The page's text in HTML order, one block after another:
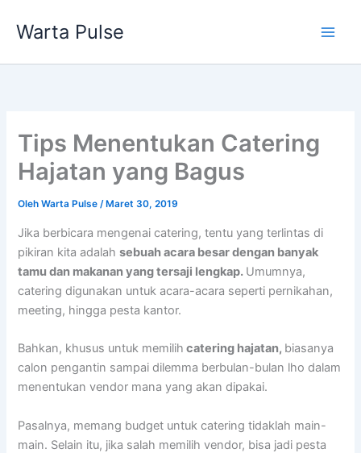
Warta Pulse
Tips Menentukan Catering
Hajatan yang Bagus
OlehWarta Pulse/ Maret 30, 2019
Jika berbicara mengenai catering, tentu yang terlintas di
pikiran kita adalahsebuah acara besar dengan banyak
tamu dan makanan yang tersaji lengkap. Umumnya,
catering digunakan untuk acara-acara seperti pernikahan,
meeting, hingga pesta kantor.
Bahkan, khusus untuk memilih catering hajatan, biasanya
calon pengantin sampai dilemma berbulan-bulan lho dalam
menentukan vendor mana yang akan dipakai.
Pasalnya, memang budget untuk catering tidaklah main-
main. Selain itu, jika salah memilih vendor, bisa jadi pesta